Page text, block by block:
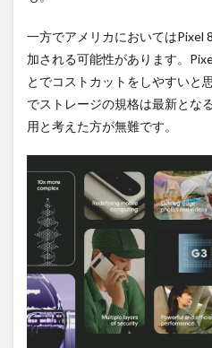
一方でアメリカにおいてはPixel
加される可能性があります。
とでコストカットをしやすいと
でストレージの規格は最新とな
用と考えた方が無難です。